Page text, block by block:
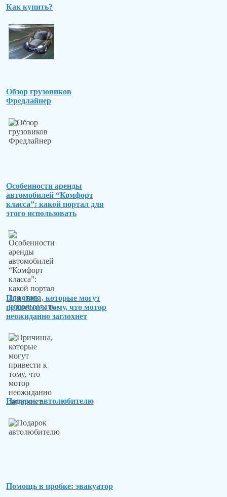
Как купить?
Обзор грузовиков
Фредлайнер
Особенности аренды
автомобилей “Комфорт
класса”: какой портал для
этого использовать
Причины, которые могут
привести к тому, что мотор
неожиданно заглохнет
Подарок автолюбителю
Помощь в пробке: эвакуатор